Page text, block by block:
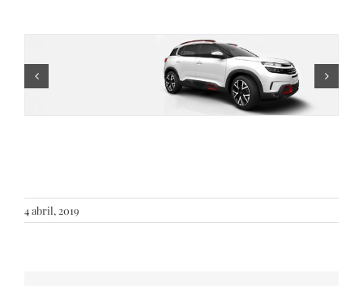
4 abril, 2019